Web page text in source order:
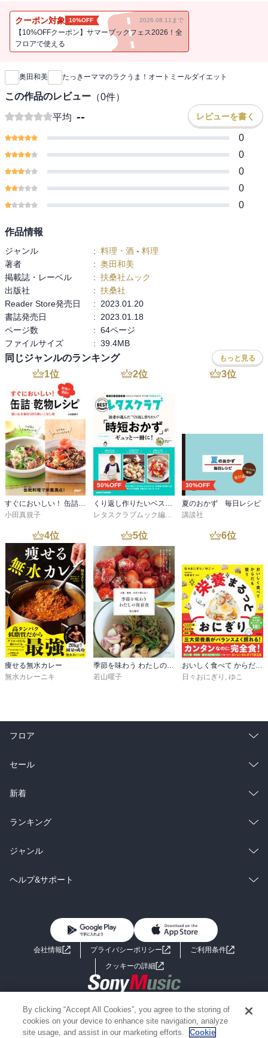
テレビで話題を集めたオートミールダイエットレシピの決定版！
オートミールレシピを投稿するSNSが話題のたっきーママさんによ
2022年のヒット商品としてますます手に入りやすくなったオートミ
ールですが、「においが苦手」「飽きてしまった」「おいしく食べ
られない」という声が多いのも事実。そこで、オートミールのマジ
シャン・たっきーママさんが、オートミールを徹底的においしくア
レンジするレシピを考案しました。
「ごはんもの」や、読者さんからリクエストの多かったパンやスイ
ーツを掲載。罪悪感なしにスイーツが食べられる幸せをかみしめて
ください。
おかずもご紹介。これが絶品！オートミールが入っているので少な
さらに、たっきーママさんの夫が実際に食べてやせた「2週間ダイエ
ットプログラム」も見逃せません！なんと実践したたっきーママの
ご主人が2週間で体重が-3kg、体脂肪は-7%、ウエストが-6cm！（著
者調べ）マネするだけで健康的にダイエットできます。
61レシピを掲載。全レシピにカロリー、糖質量、食物繊維量の表示
つき。
栄養監修：加藤彩子（管理栄養士）
※この商品は固定レイアウトで作成されており、タブレットなど大
きいディスプレイを備えた端末で読むことに適しています。また、
文字列のハイライトや検索、辞書の参照、引用などの機能が使用で
きません。
クーポン対象 10%OFF 2026.08.11まで
【10%OFFクーポン】サマーブックフェス2026！全
フロアで使える
新刊通知
奥田和美 たっきーママのラクうま！オートミールダイエット
この作品のレビュー （0件）
平均 -- レビューを書く
0
0
0
0
0
作品情報
ジャンル : 料理・酒 - 料理
著者
: 奥田和美
掲載誌・レーベル
: 扶桑社ムック
出版社
: 扶桑社
Reader Store発売日
:
2023.01.20
書誌発売日
:
2023.01.18
ページ数
: 64ページ
ファイルサイズ
: 39.4MB
同じジャンルのランキング もっと見る
1位
すぐにおいしい！ 缶詰・乾物レシピ
小田真規子
2位
50%OFF
くり返し作りたいベストシリーズ vol.19 くり返し作りたい「時短おかず」がギュッと一冊に！
レタスクラブムック編集部
3位
30%OFF
夏のおかず 毎日レシピ
講談社
4位
痩せる無水カレー
無水カレーニキ
5位
若山曜子
6位
日々おにぎり
ゆこ
フロア
総合
ラノベ
雑誌・グラビア
BL・TL
セール
総合
ラノベ
雑誌・グラビア
BL・TL
新着
総合
ラノベ
雑誌・グラビア
ランキング
総合
ラノベ
ジャンル
コミック
ライトノベル 男子向けラノベ
小説
海外小説
ミステリー SF
ヘルプ&サポート
よくあるご質問 お問い合わせ
会社情報 プライバシーポリシー
ご利用条件
クッキーの詳細
Copyright 2017 - 2026 Sony Music Entertainment(Japan) Inc.
Information on the site is for the Japan domestic market only
powered by
By clicking “Accept All Cookies”, you agree to the storing of
cookies on your device to enhance site navigation, analyze
site usage, and assist in our marketing efforts.
Cookie